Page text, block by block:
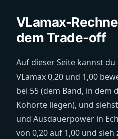
VLamax-
dem Trade-off
Auf dieser Seite kannst
VLamax 0,20 und 1,00
bei 55 (dem Band, in dem
Kohorte liegen), und
und Ausdauerpower in
von 0,20 auf 1,00 und